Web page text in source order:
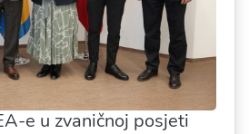
e u zvaničnoj posjeti